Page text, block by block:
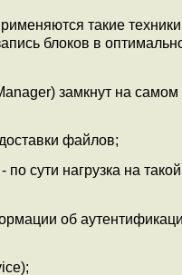
такие
блоков в
замкнут на
файлов;
сути нагрузка на
об